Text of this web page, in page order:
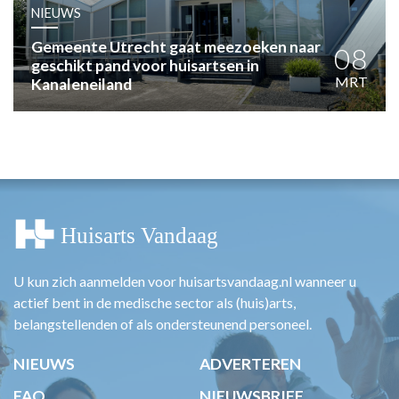
PRAKTIJKZAKEN
TARIEVEN
VPHUISARTSEN
MEDISCHE VAKHANDEL
NIEUWS
Gemeente Utrecht gaat meezoeken naar
geschikt pand voor huisartsen in
Kanaleneiland
08
MRT
U kun zich aanmelden voor huisartsvandaag.nl wanneer u
actief bent in de medische sector als (huis)arts,
belangstellenden of als ondersteunend personeel.
NIEUWS
ADVERTEREN